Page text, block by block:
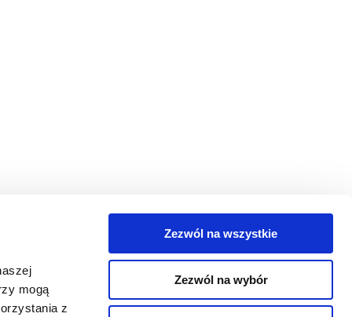
mogą
z
Zezwól na wszystkie
Zezwól na wybór